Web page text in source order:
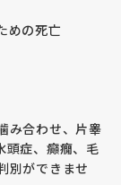
めの死亡
み合わせ、片睾
頭症、癲癇、毛
別ができませ